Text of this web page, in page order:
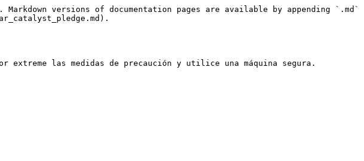
versions of documentation pages are available by appending `.md`
las medidas de precaución y utilice una máquina segura.